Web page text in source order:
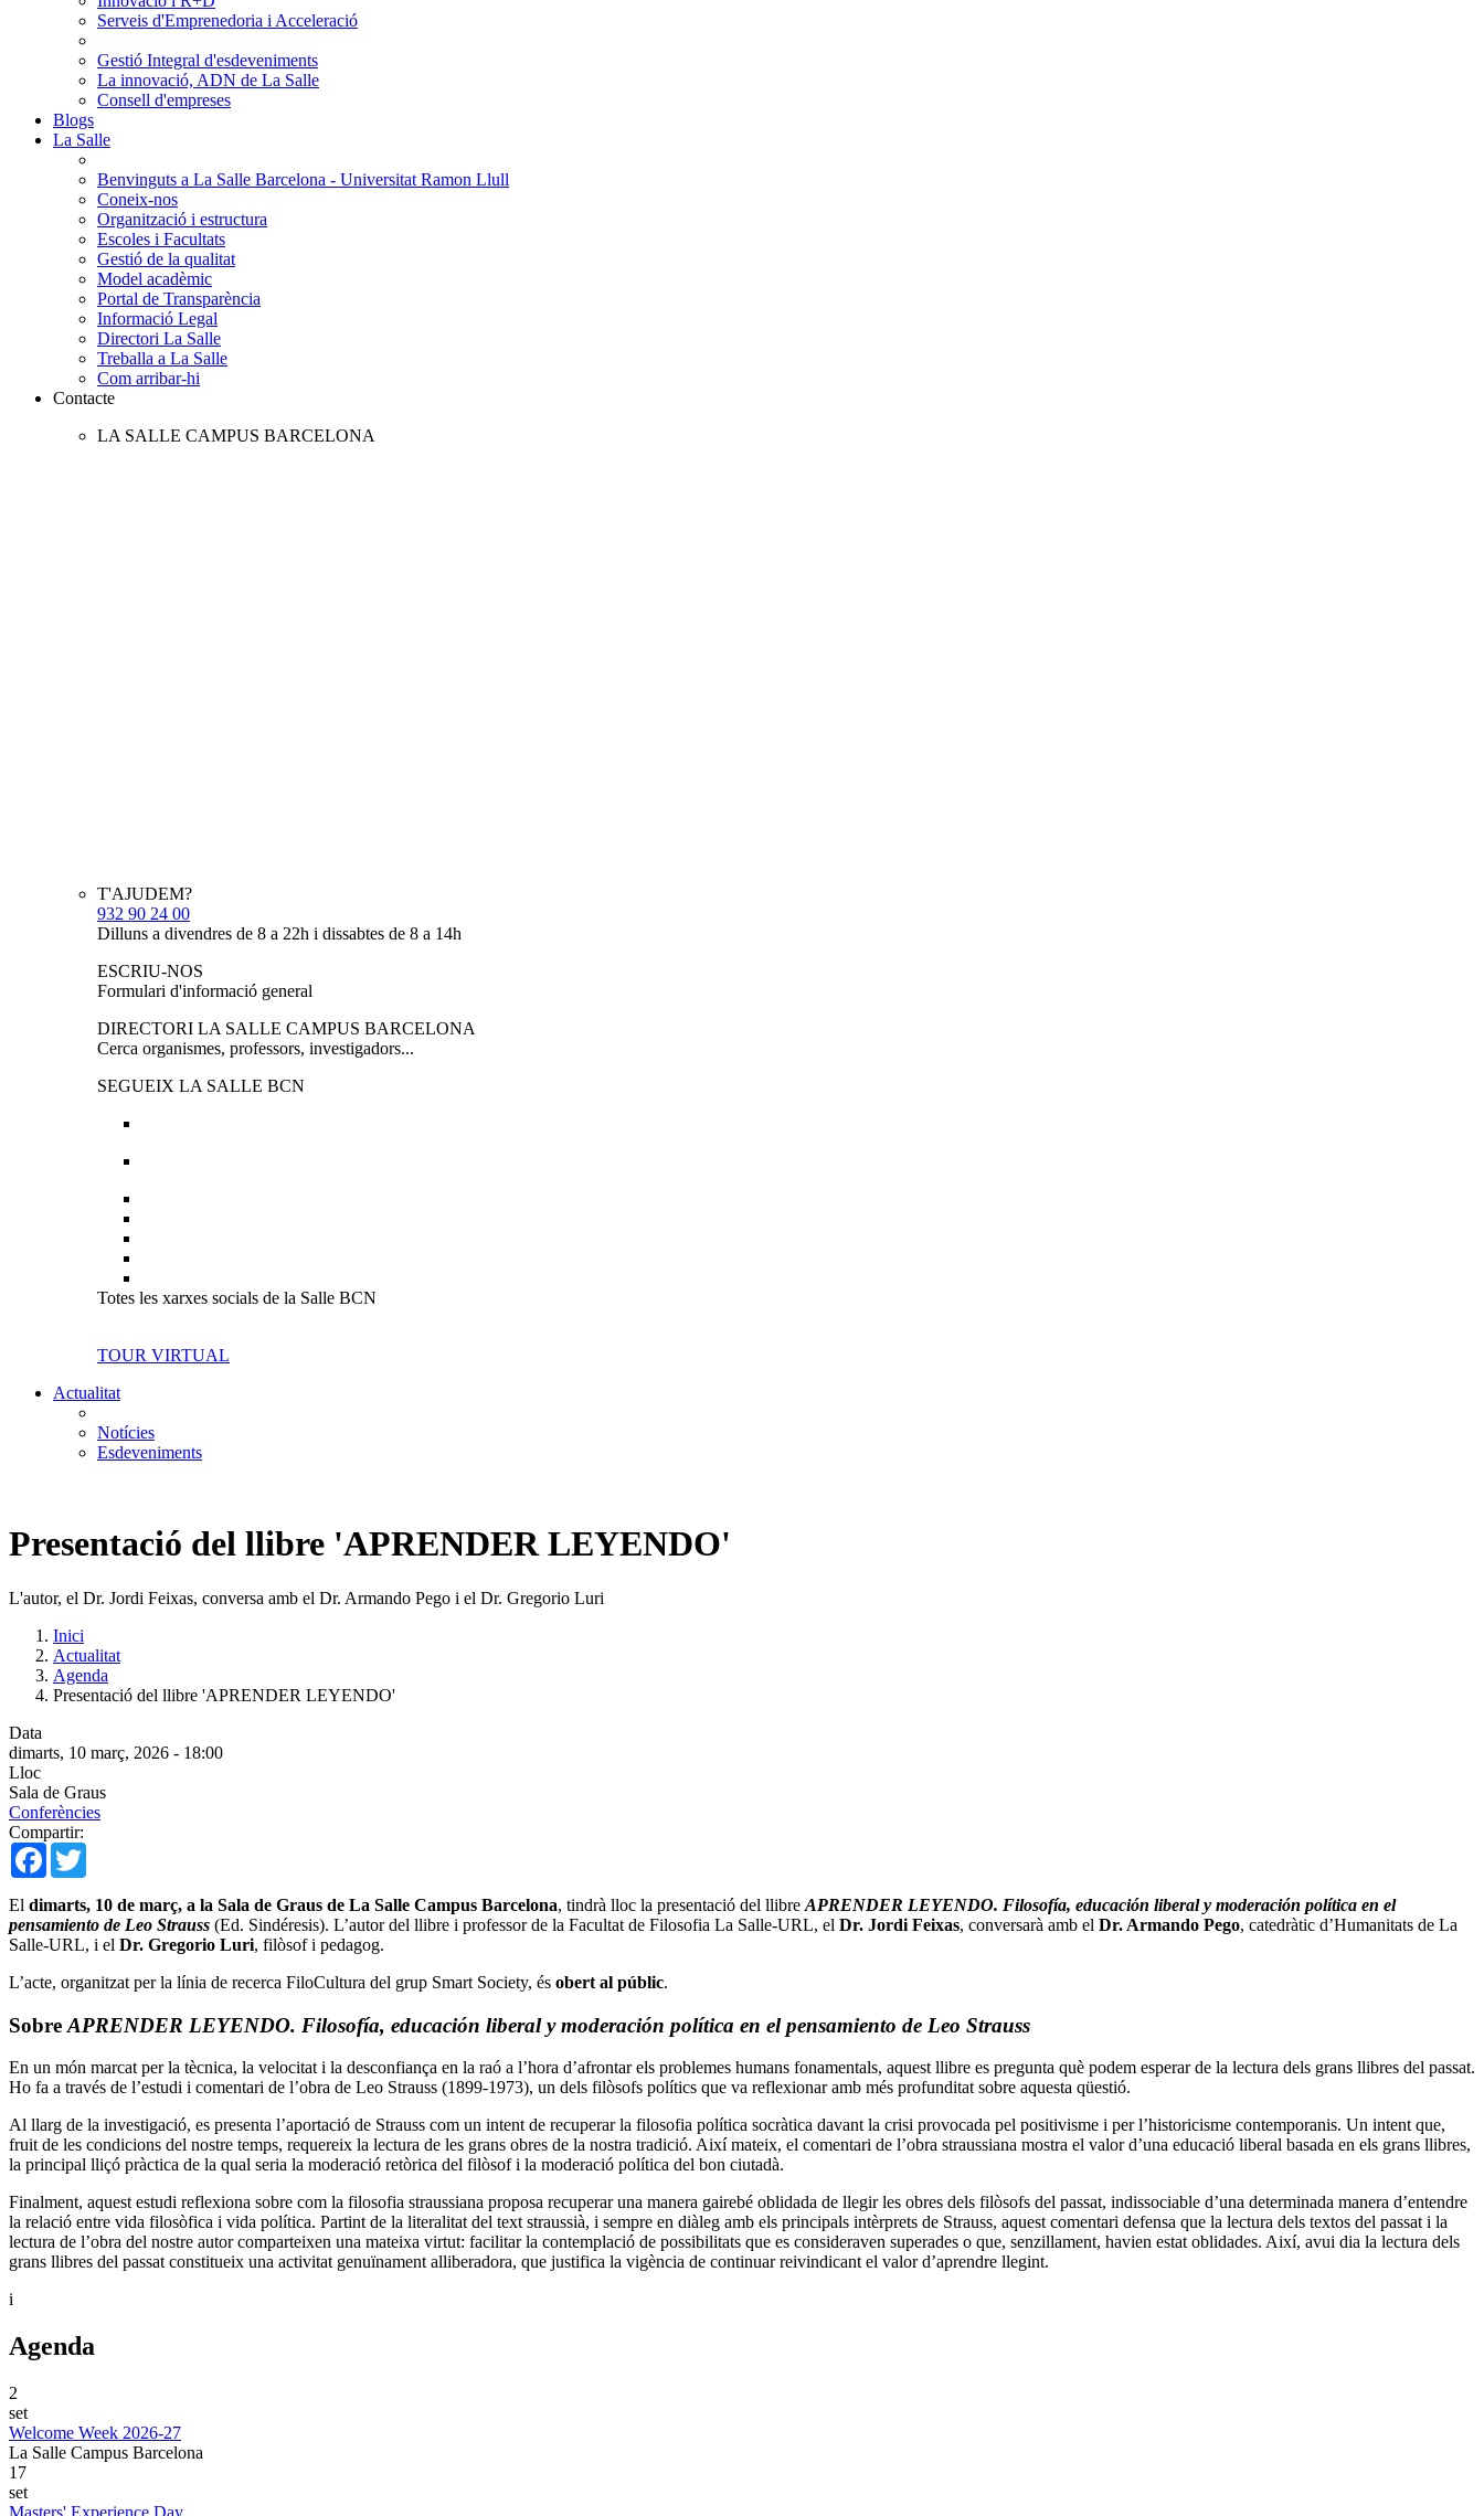
Serveis d'Emprenedoria i Acceleració
Gestió Integral d'esdeveniments
La innovació, ADN de La Salle
Consell d'empreses
Blogs
La Salle
Benvinguts a La Salle Barcelona - Universitat Ramon Llull
Coneix-nos
Organització i estructura
Escoles i Facultats
Gestió de la qualitat
Model acadèmic
Portal de Transparència
Informació Legal
Directori La Salle
Treballa a La Salle
Com arribar-hi
Contacte
LA SALLE CAMPUS BARCELONA
T'AJUDEM?
932 90 24 00
Dilluns a divendres de 8 a 22h i dissabtes de 8 a 14h
ESCRIU-NOS
Formulari d'informació general
DIRECTORI LA SALLE CAMPUS BARCELONA
Cerca organismes, professors, investigadors...
SEGUEIX LA SALLE BCN
Totes les xarxes socials de la Salle BCN
TOUR VIRTUAL
Actualitat
Notícies
Esdeveniments
Presentació del llibre 'APRENDER LEYENDO'
L'autor, el Dr. Jordi Feixas, conversa amb el Dr. Armando Pego i el Dr. Gregorio Luri
Inici
Actualitat
Agenda
Presentació del llibre 'APRENDER LEYENDO'
Data
dimarts, 10 març, 2026 - 18:00
Lloc
Sala de Graus
Conferències
Compartir:
Facebook
El dimarts, 10 de març, a la Sala de Graus de La Salle Campus Barcelona, tindrà lloc la presentació del llibre APRENDER LEYENDO. Filosofía, educación liberal y moderación política en el
pensamiento de Leo Strauss (Ed. Sindéresis). L’autor del llibre i professor de la Facultat de Filosofia La Salle-URL, el Dr. Jordi Feixas, conversarà amb el Dr. Armando Pego, catedràtic d’Humanitats de La
Salle-URL, i el Dr. Gregorio Luri, filòsof i pedagog.
L’acte, organitzat per la línia de recerca FiloCultura del grup Smart Society, és obert al públic.
Sobre APRENDER LEYENDO. Filosofía, educación liberal y moderación política en el pensamiento de Leo Strauss
En un món marcat per la tècnica, la velocitat i la desconfiança en la raó a l’hora d’afrontar els problemes humans fonamentals, aquest llibre es pregunta què podem esperar de la lectura dels grans llibres del passat.
Ho fa a través de l’estudi i comentari de l’obra de Leo Strauss (1899-1973), un dels filòsofs polítics que va reflexionar amb més profunditat sobre aquesta qüestió.
Al llarg de la investigació, es presenta l’aportació de Strauss com un intent de recuperar la filosofia política socràtica davant la crisi provocada pel positivisme i per l’historicisme contemporanis. Un intent que,
fruit de les condicions del nostre temps, requereix la lectura de les grans obres de la nostra tradició. Així mateix, el comentari de l’obra straussiana mostra el valor d’una educació liberal basada en els grans llibres,
la principal lliçó pràctica de la qual seria la moderació retòrica del filòsof i la moderació política del bon ciutadà.
Finalment, aquest estudi reflexiona sobre com la filosofia straussiana proposa recuperar una manera gairebé oblidada de llegir les obres dels filòsofs del passat, indissociable d’una determinada manera d’entendre
la relació entre vida filosòfica i vida política. Partint de la literalitat del text straussià, i sempre en diàleg amb els principals intèrprets de Strauss, aquest comentari defensa que la lectura dels textos del passat i la
lectura de l’obra del nostre autor comparteixen una mateixa virtut: facilitar la contemplació de possibilitats que es consideraven superades o que, senzillament, havien estat oblidades. Així, avui dia la lectura dels
grans llibres del passat constitueix una activitat genuïnament alliberadora, que justifica la vigència de continuar reivindicant el valor d’aprendre llegint.
i
Agenda
2
set
Welcome Week 2026-27
La Salle Campus Barcelona
17
set